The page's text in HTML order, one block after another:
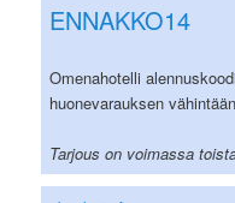
ENNAKKO14
Omenahotelli
huonevarauksen
Tarjous on voimassa